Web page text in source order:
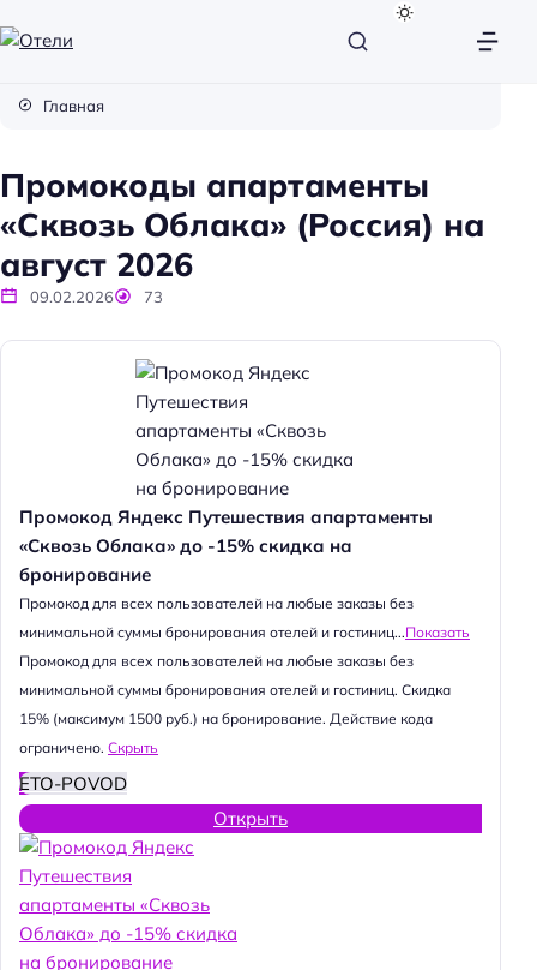
и
Главная
Промокоды апартаменты
«Сквозь Облака» (Россия) на
август 2026
09.02.2026 73
Промокод Яндекс Путешествия апартаменты
«Сквозь Облака» до -15% скидка на
бронирование
Промокод для всех пользователей на любые заказы без
минимальной суммы бронирования отелей и гостиниц...Показать
Промокод для всех пользователей на любые заказы без
минимальной суммы бронирования отелей и гостиниц. Скидка
15% (максимум 1500 руб.) на бронирование. Действие кода
ограничено. Скрыть
ETO-POVOD
Открыть